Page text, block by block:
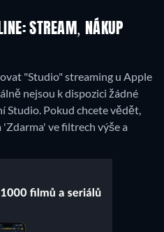
STREAM, NÁKUP
"Studio" streaming u Apple
nejsou k dispozici žádné
Studio. Pokud chcete vědět,
ve filtrech výše a